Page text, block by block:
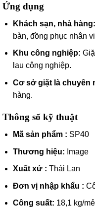
Ứng dụng
Khách sạn, nhà hàng:
bàn, đồng phục nhân
Khu công nghiệp:
lau công nghiệp.
Cơ sở giặt là chuyên
hàng.
Thông số kỹ thuật
Mã sản phẩm : SP40
Thương hiệu: Image
Xuất xứ : Thái Lan
Đơn vị nhập khẩu :
Công suất: 18,1 kg/